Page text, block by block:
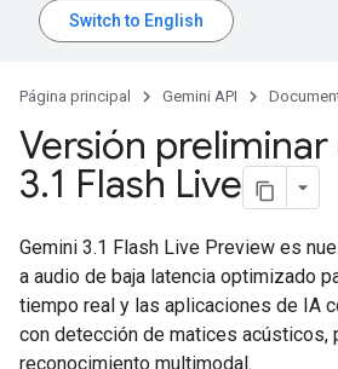
Página principal Gemini API
Versión
3.1 Flash Live
Gemini 3.1 Flash Live Preview es
a audio de baja latencia optimizado
tiempo real y las aplicaciones de IA
con detección de matices acústicos,
reconocimiento multimodal.